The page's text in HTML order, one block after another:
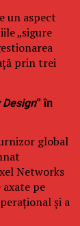
un aspect
„sigure
prin trei
Design” în
global
Networks
pe
și a